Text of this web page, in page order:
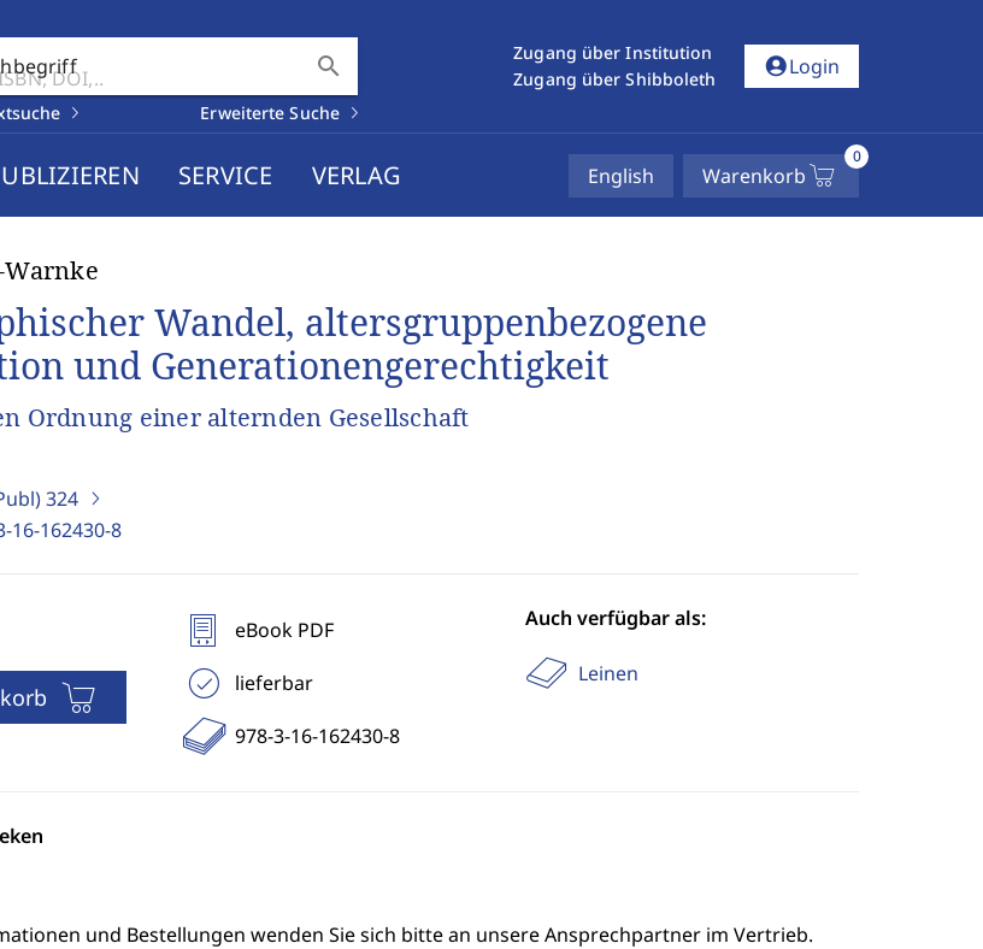
search
Erweiterte Suche
Zugang über Institution
Zugang über Shibboleth
account_circleLogin
SERVICE VERLAG English Warenkorb
0
Wandel, altersgruppenbezogene
und Generationengerechtigkeit
Ordnung einer alternden Gesellschaft
324
16-162430-8
eBook PDF
lieferbar
978-3-16-162430-8
Auch verfügbar als:
Leinen
und Bestellungen wenden Sie sich bitte an unsere Ansprechpartner im Vertrieb.